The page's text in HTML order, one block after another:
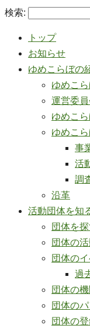
検索:
トップ
お知らせ
ゆめこらぼの
ゆめこ
運営委員
ゆめこ
ゆめこ
事
活
調
沿革
活動団体を知
団体を
団体の
団体の
過
団体の
団体の
団体の